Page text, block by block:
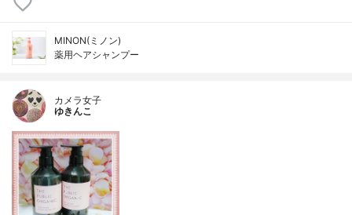
MINON(ミノン)
薬用ヘアシャンプー
カメラ女子
ゆきんこ